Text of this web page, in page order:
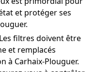
et protéger ses
Les filtres doivent être
et remplacés
à Carhaix-Plouguer.